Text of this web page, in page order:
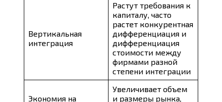
Вертикальная
интеграция
Растут требования к
капиталу, часто
растет конкурентная
дифференциация и
дифференциация
стоимости между
фирмами разной
степени интеграции
Экономия на
Увеличивает объем
и размеры рынка,